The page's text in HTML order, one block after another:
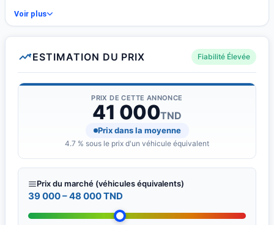
Voir plus
ESTIMATION DU PRIX Fiabilité Élevée
PRIX DE CETTE ANNONCE
41 000TND
Prix dans la moyenne
4.7 % sous le prix d'un véhicule équivalent
Prix du marché (véhicules équivalents)
39 000 – 48 000 TND